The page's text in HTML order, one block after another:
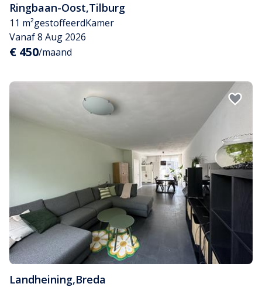
Ringbaan-Oost,Tilburg
11 m²gestoffeerdKamer
Vanaf 8 Aug 2026
€ 450/maand
Landheining,Breda